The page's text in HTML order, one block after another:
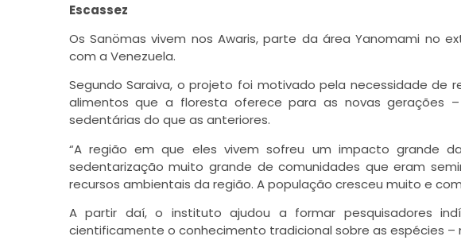
Escassez
Os Sanömas vivem nos Awaris, parte da área Yanomami no
com a Venezuela.
Segundo Saraiva, o projeto foi motivado pela necessidade de
alimentos que a floresta oferece para as novas gerações
sedentárias do que as anteriores.
“A região em que eles vivem sofreu um impacto grande
sedentarização muito grande de comunidades que eram
recursos ambientais da região. A população cresceu muito e
A partir daí, o instituto ajudou a formar pesquisadores
cientificamente o conhecimento tradicional sobre as espécies –